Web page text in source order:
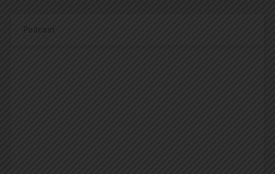
Podcast